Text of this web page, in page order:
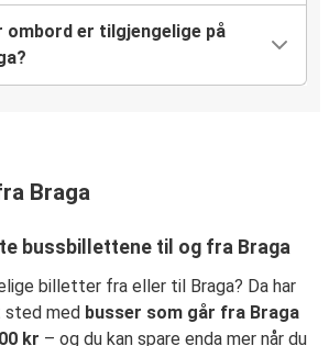
ombord er tilgjengelige på
Braga
bussbillettene til og fra Braga
billetter fra eller til Braga? Da har
med busser som går fra Braga
kr – og du kan spare enda mer når du